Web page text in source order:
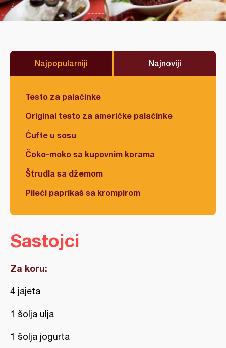
Najpopularniji Najnoviji
Testo za palačinke
Original testo za američke palačinke
Ćufte u sosu
Čoko-moko sa kupovnim korama
Štrudla sa džemom
Pileći paprikaš sa krompirom
Sastojci
Za koru:
4 jajeta
1 šolja ulja
1 šolja jogurta